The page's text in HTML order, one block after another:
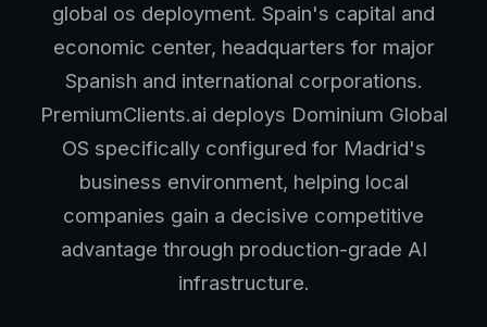
global os deployment. Spain's capital and
economic center, headquarters for major
Spanish and international corporations.
PremiumClients.ai deploys Dominium Global
OS specifically configured for Madrid's
business environment, helping local
companies gain a decisive competitive
advantage through production-grade AI
infrastructure.